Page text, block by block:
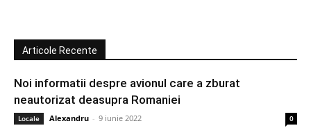
Articole Recente
Noi informatii despre avionul care a zburat
neautorizat deasupra Romaniei
Locale Alexandru - 9 iunie 2022 0